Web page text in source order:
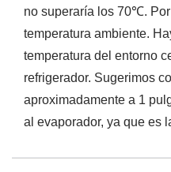
no superaría los 70℃.
temperatura ambiente.
temperatura del entorno
refrigerador. Sugerimos
aproximadamente a 1
al evaporador, ya que es